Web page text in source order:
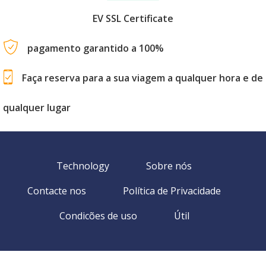
EV SSL Certificate
pagamento garantido a 100%
Faça reserva para a sua viagem a qualquer hora e de
qualquer lugar
Technology
Sobre nós
Contacte nos
Política de Privacidade
Condicões de uso
Útil